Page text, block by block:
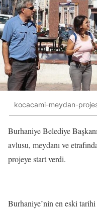
kocacami-meydan-
Burhaniye Belediye
avlusu, meydanı ve
projeye start verdi.
Burhaniye’nin en eski